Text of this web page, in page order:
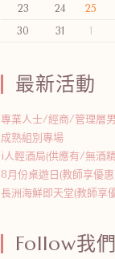
23
24 25
30
31 1
最新活動
專業人士/經商/管理層
成熟組別專場
i人輕酒局(供應有/無酒
8月份桌遊日(教師享優惠
長洲海鮮即天堂(教師享
Follow我